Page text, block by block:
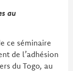
au
ce séminaire
de l’adhésion
du Togo, au